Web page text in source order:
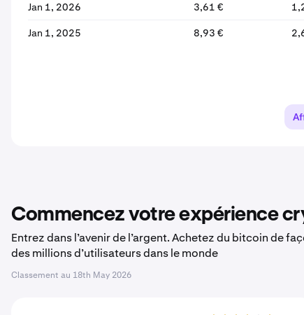
Jan 1, 2026
3,61 €
Jan 1, 2025 8,93 €
Commencez votre expérience
Entrez dans l’avenir de l’argent. Achetez du bitcoin de
des millions d’utilisateurs dans le monde
Classement au 18th May 2026